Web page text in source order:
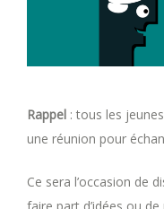
Rappel : tous les
une réunion pour
Ce sera l’occasion de